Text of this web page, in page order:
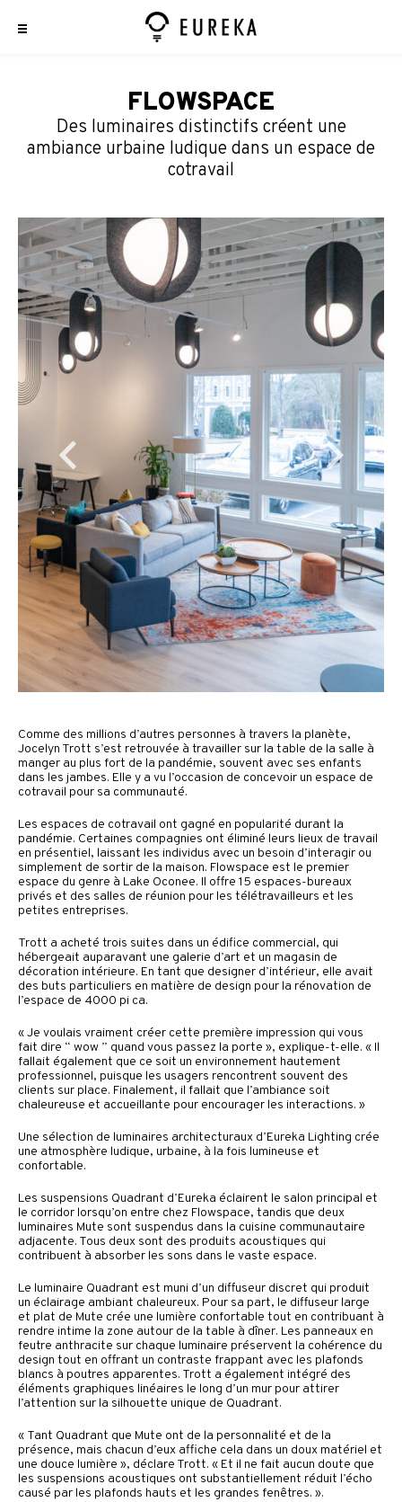
FLOWSPACE
Des luminaires distinctifs créent une
ambiance urbaine ludique dans un espace de
cotravail
Comme des millions d’autres personnes à travers la planète,
Jocelyn Trott s’est retrouvée à travailler sur la table de la salle à
manger au plus fort de la pandémie, souvent avec ses enfants
dans les jambes. Elle y a vu l’occasion de concevoir un espace de
cotravail pour sa communauté.
Les espaces de cotravail ont gagné en popularité durant la
pandémie. Certaines compagnies ont éliminé leurs lieux de travail
en présentiel, laissant les individus avec un besoin d’interagir ou
simplement de sortir de la maison. Flowspace est le premier
espace du genre à Lake Oconee. Il offre 15 espaces-bureaux
privés et des salles de réunion pour les télétravailleurs et les
petites entreprises.
Trott a acheté trois suites dans un édifice commercial, qui
hébergeait auparavant une galerie d’art et un magasin de
décoration intérieure. En tant que designer d’intérieur, elle avait
des buts particuliers en matière de design pour la rénovation de
l’espace de 4000 pi ca.
« Je voulais vraiment créer cette première impression qui vous
fait dire “ wow ” quand vous passez la porte », explique-t-elle. « Il
fallait également que ce soit un environnement hautement
professionnel, puisque les usagers rencontrent souvent des
clients sur place. Finalement, il fallait que l’ambiance soit
chaleureuse et accueillante pour encourager les interactions. »
Une sélection de luminaires architecturaux d’Eureka Lighting crée
une atmosphère ludique, urbaine, à la fois lumineuse et
confortable.
Les suspensions Quadrant d’Eureka éclairent le salon principal et
le corridor lorsqu’on entre chez Flowspace, tandis que deux
luminaires Mute sont suspendus dans la cuisine communautaire
adjacente. Tous deux sont des produits acoustiques qui
contribuent à absorber les sons dans le vaste espace.
Le luminaire Quadrant est muni d’un diffuseur discret qui produit
un éclairage ambiant chaleureux. Pour sa part, le diffuseur large
et plat de Mute crée une lumière confortable tout en contribuant à
rendre intime la zone autour de la table à dîner. Les panneaux en
feutre anthracite sur chaque luminaire préservent la cohérence du
design tout en offrant un contraste frappant avec les plafonds
blancs à poutres apparentes. Trott a également intégré des
éléments graphiques linéaires le long d’un mur pour attirer
l’attention sur la silhouette unique de Quadrant.
« Tant Quadrant que Mute ont de la personnalité et de la
présence, mais chacun d’eux affiche cela dans un doux matériel et
une douce lumière », déclare Trott. « Et il ne fait aucun doute que
les suspensions acoustiques ont substantiellement réduit l’écho
causé par les plafonds hauts et les grandes fenêtres. ».